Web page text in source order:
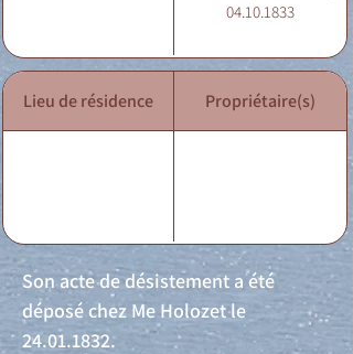
04.10.1833
Lieu de résidence Propriétaire(s)
Son acte de désistement a été
déposé chez Me Holozet le
24.01.1832.